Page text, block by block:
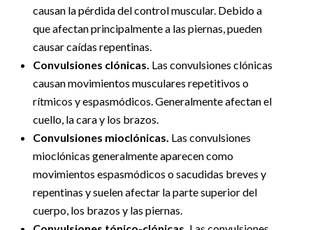
causan la pérdida del control muscular. Debido a
que afectan principalmente a las piernas, pueden
causar caídas repentinas.
Convulsiones clónicas. Las convulsiones clónicas
causan movimientos musculares repetitivos o
rítmicos y espasmódicos. Generalmente afectan el
cuello, la cara y los brazos.
Convulsiones mioclónicas. Las convulsiones
mioclónicas generalmente aparecen como
movimientos espasmódicos o sacudidas breves y
repentinas y suelen afectar la parte superior del
cuerpo, los brazos y las piernas.